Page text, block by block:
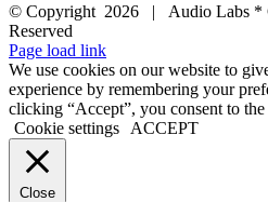
© Copyright 2026 | Audio Labs
Reserved
Facebook
Instagram
YouTube
LinkedIn
X
Page load link
We use cookies on our website to
experience by remembering your
clicking “Accept”, you consent to
Cookie settings
ACCEPT
Close